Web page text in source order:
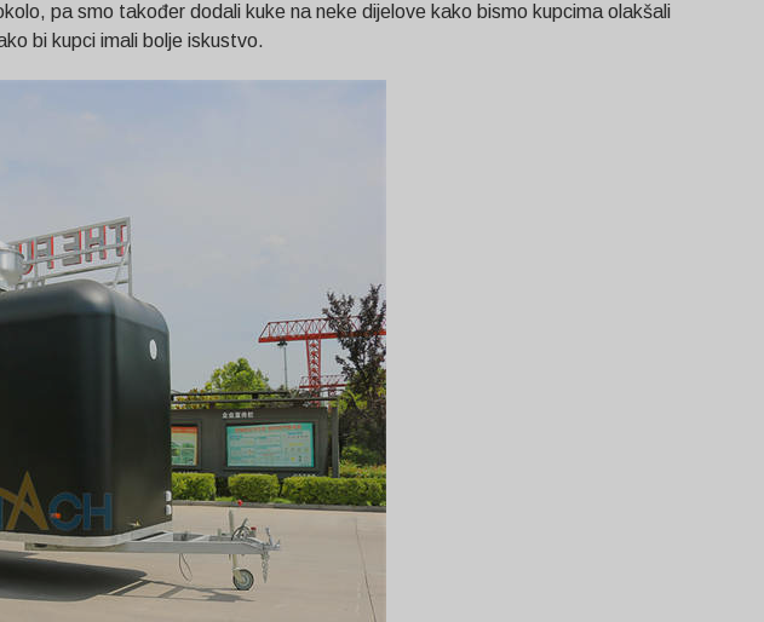
pa smo također dodali kuke na neke dijelove kako bismo kupcima olakšali
bi kupci imali bolje iskustvo.